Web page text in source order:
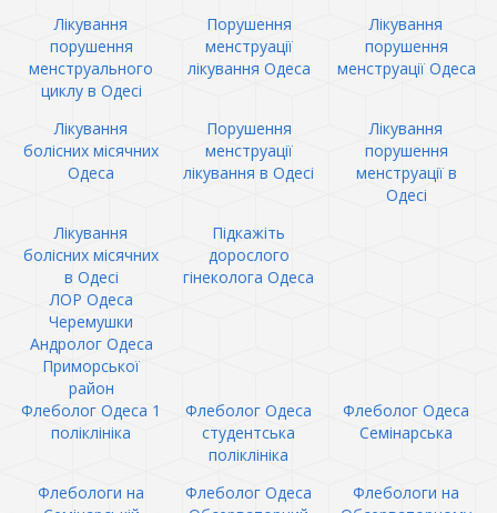
Лікування
порушення
менструального
циклу в Одесі
Порушення
менструації
лікування Одеса
Лікування
порушення
менструації Одеса
Лікування
болісних місячних
Одеса
Порушення
менструації
лікування в Одесі
Лікування
порушення
менструації в
Одесі
Лікування
болісних місячних
в Одесі
Підкажіть
дорослого
гінеколога Одеса
ЛОР Одеса
Черемушки
Андролог Одеса
Приморської
район
Флеболог Одеса 1
поліклініка
Флеболог Одеса
студентська
поліклініка
Флеболог Одеса
Семінарська
Флебологи на
Флеболог Одеса
Флебологи на